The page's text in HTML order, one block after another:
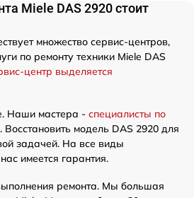
Miele DAS 2920 стоит
множество сервис-центров,
по ремонту техники Miele DAS
центр выделяется
Наши мастера - специалисты по
. Восстановить модель DAS 2920 для
задачей. На все виды
имеется гарантия.
ремонта. Мы большая